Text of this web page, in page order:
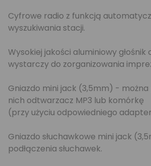
Cyfrowe radio z funkcją
wyszukiwania stacji.
Wysokiej jakości aluminiowy głośnik
wystarczy do zorganizowania
Gniazdo mini jack (3,5mm) - można
nich odtwarzacz MP3 lub komórkę
(przy użyciu odpowiedniego
Gniazdo słuchawkowe mini jack
podłączenia słuchawek.